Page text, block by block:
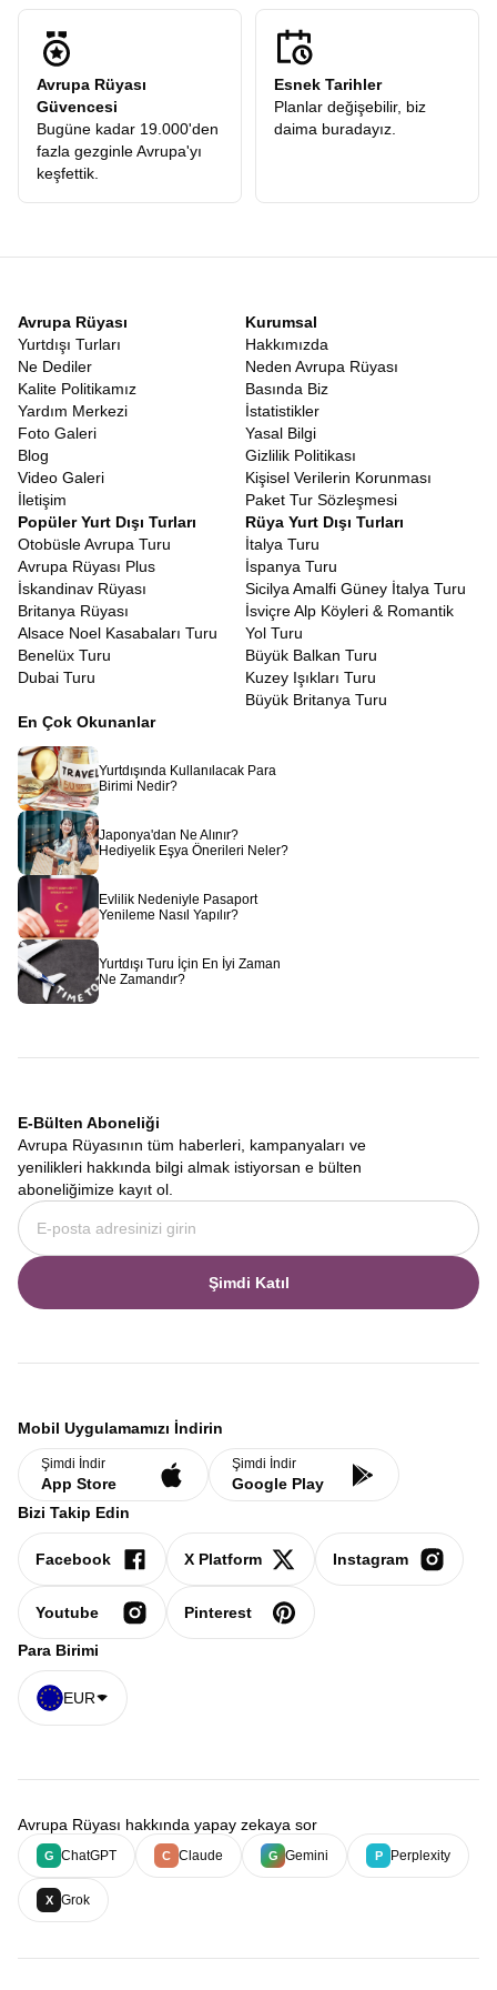
Havalimanı’nda buluştuğumuz andan itibaren, profesyonel
ekibimizin güvencesi altındasınızdır. Uçak saatleri, transferler ve
şehirlerarası geçişler, yorgunluğu minimize edecek şekilde
ayarlanır. Kahire’ye inip o büyüleyici atmosferi soluduğunuzda,
arkanızda İstanbul’un griliğini bırakmış, önünüzde güneşin
ülkesinin altın sarısı vadilerini bulmuş olursunuz.
Nil Tekne Gezisi Dahil Mısır Turu
Mısır’ı özel kılan bir diğer detay, nehir üzerinde yapılan
ardında başlayan sonsuz çölü görmek, yaşam ve ölüm arasındaki
ince çizgiyi hatırlatır. Mısırlılar için doğu yakası yaşamı, batı
yakası ise ölümü simgeler. Nil üzerinde süzülürken bu sembolizmi
bizzat yaşayarak öğrenirsiniz.
Eğer klasik tatil anlayışından sıkıldıysanız, deniz kum güneş
üçlüsüne derinlik katmak istiyorsanız, Mısır Tatil Turu
göre bir alternatiftir. Burada deniz sadece yüzmek için değil,
tarihin kıyısında serinlemek içindir. Güneş sadece bronzlaşmak
için değil, Ra’nın kudretini hissetmek içindir. Han El-Halili
Çarşısı’nda baharat kokuları arasında dolaşırken, esnafla
yapacağınız keyifli pazarlıklar, bir kafede oturup nargile içen
yerlileri izlemek, size o coğrafyanın insanını ve ruhunu
tanıtacaktır. Mısır insanının sıcakkanlılığı ve misafirperverliği,
kendinizi yabancı değil, uzun zamandır beklenen bir misafir gibi
hissetmenizi sağlayacaktır.
Mısır bir rüyadır, uyanmak istemeyeceğiniz, etkisinden uzun süre
çıkamayacağınız bir rüya.
Piramitlerin gölgesinde geçmişi
düşünmek, Nil’in sularında huzuru bulmak,Kızıldeniz’de
mavinin her tonuna şahit olmak hayal gibi görünse de
Rüyasıile bir uçak bileti kadar yakınınızdadır. Sadece bir tur
satın almazsınız, binlerce yıllık bir mirasa ortak olursunuz.
Rehberinizin anlatımıyla taşlar canlanır, sular fısıldar ve çöl
rüzgarı size firavunların sırlarını taşır.
Avrupa Rüyası
Güvencesi
Bugüne kadar 19.000'den
fazla gezginle Avrupa'yı
keşfettik.
Esnek Tarihler
Planlar değişebilir, biz
daima buradayız.
Avrupa Rüyası
Yurtdışı Turları
Ne Dediler
Kalite Politikamız
Yardım Merkezi
Foto Galeri
Blog
Video Galeri
İletişim
Kurumsal
Hakkımızda
Neden Avrupa Rüyası
Basında Biz
İstatistikler
Yasal Bilgi
Gizlilik Politikası
Kişisel Verilerin Korunması
Paket Tur Sözleşmesi
Popüler Yurt Dışı Turları
Otobüsle Avrupa Turu
Avrupa Rüyası Plus
İskandinav Rüyası
Britanya Rüyası
Alsace Noel Kasabaları Turu
Benelüx Turu
Dubai Turu
Rüya Yurt Dışı Turları
İtalya Turu
İspanya Turu
Sicilya Amalfi Güney İtalya Turu
İsviçre Alp Köyleri & Romantik
Yol Turu
Büyük Balkan Turu
Kuzey Işıkları Turu
Büyük Britanya Turu
En Çok Okunanlar
Yurtdışında Kullanılacak Para
Birimi Nedir?
Japonya'dan Ne Alınır?
Hediyelik Eşya Önerileri Neler?
Evlilik Nedeniyle Pasaport
Yenileme Nasıl Yapılır?
Yurtdışı Turu İçin En İyi Zaman
Ne Zamandır?
E-Bülten Aboneliği
Avrupa Rüyasının tüm haberleri, kampanyaları ve
yenilikleri hakkında bilgi almak istiyorsan e bülten
aboneliğimize kayıt ol.
Şimdi Katıl
Mobil Uygulamamızı İndirin
Şimdi İndir
App Store
Şimdi İndir
Google Play
Bizi Takip Edin
Facebook X Platform Instagram
Youtube Pinterest
Para Birimi
EUR
Avrupa Rüyası hakkında yapay zekaya sor
G ChatGPT C Claude G Gemini P Perplexity
X Grok